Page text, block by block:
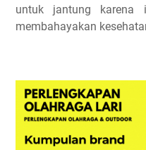
untuk jantung karena
membahayakan